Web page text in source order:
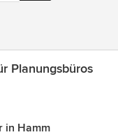
Planungsbüros
in Hamm